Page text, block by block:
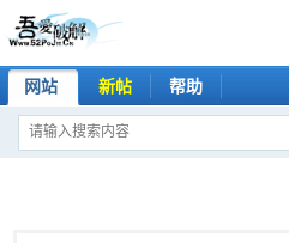
网站 新帖 帮助